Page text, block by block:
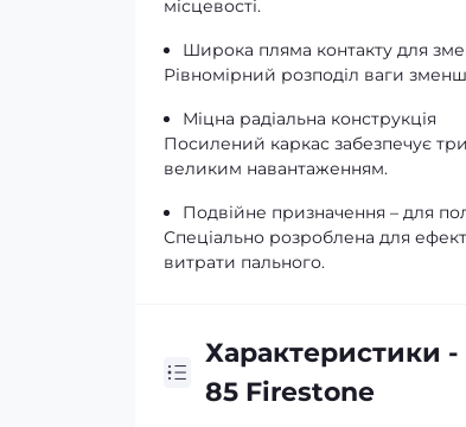
місцевості.
Широка пляма контакту для
Рівномірний розподіл ваги
Міцна радіальна конструкція
Посилений каркас забезпечує
великим навантаженням.
Подвійне призначення – для
Спеціально розроблена для
витрати пального.
Характеристики -
85 Firestone